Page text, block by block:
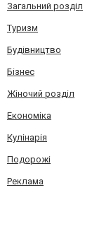
Загальний розділ
Туризм
Будівництво
Бізнес
Жіночий розділ
Економіка
Кулінарія
Подорожі
Реклама